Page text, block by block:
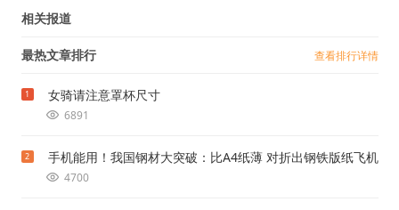
相关报道
最热文章排行 查看排行详情
1 女骑请注意罩杯尺寸
6891
2 手机能用！我国钢材大突破：比A4纸薄 对折出钢铁版纸飞机
4700